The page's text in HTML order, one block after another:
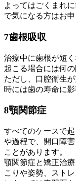
よってはごくまれ
で気になる方はお申
7歯根吸収
治療中に歯根が短
起こる場合には何
ただし、口腔衛生
時には歯の寿命に
8顎関節症
すべてのケースで
や過程で、開口障
ことがあります。
顎関節症と矯正治
こりや姿勢、スト